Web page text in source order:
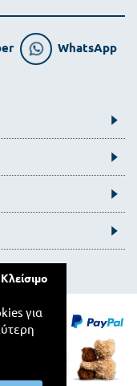
για
Κλείσιμο
WhatsApp